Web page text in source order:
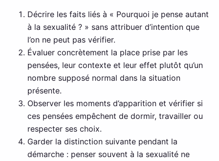
Décrire les faits liés à « Pourquoi je pense autant
à la sexualité ? » sans attribuer d’intention que
l’on ne peut pas vérifier.
Évaluer concrètement la place prise par les
pensées, leur contexte et leur effet plutôt qu’un
nombre supposé normal dans la situation
présente.
Observer les moments d’apparition et vérifier si
ces pensées empêchent de dormir, travailler ou
respecter ses choix.
Garder la distinction suivante pendant la
démarche : penser souvent à la sexualité ne